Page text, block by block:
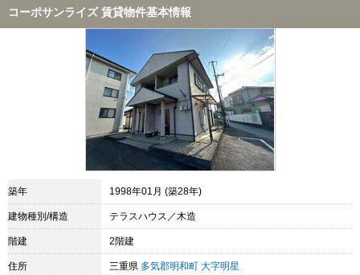
コーポサンライズ 賃貸物件基本情報
築年 1998年01月 (築28年)
建物種別/構造 テラスハウス／木造
階建 2階建
住所 三重県 多気郡明和町 大字明星